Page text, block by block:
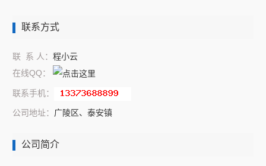
联系方式
联 系 人： 程小云
在线QQ：
联系手机：
公司地址： 广陵区、泰安镇
公司简介